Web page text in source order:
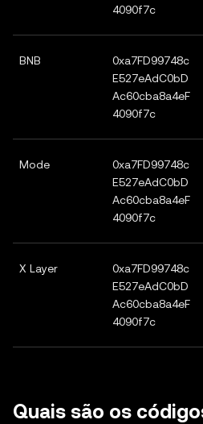
4090f7c
BNB
0xa7FD99748c
E527eAdC0bD
Ac60cba8a4eF
4090f7c
Mode
0xa7FD99748c
E527eAdC0bD
Ac60cba8a4eF
4090f7c
X Layer
0xa7FD99748c
E527eAdC0bD
Ac60cba8a4eF
4090f7c
Quais são os